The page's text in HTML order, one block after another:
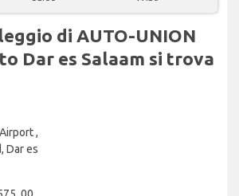
di AUTO-UNION
Dar es Salaam si trova
,
Dar es
00